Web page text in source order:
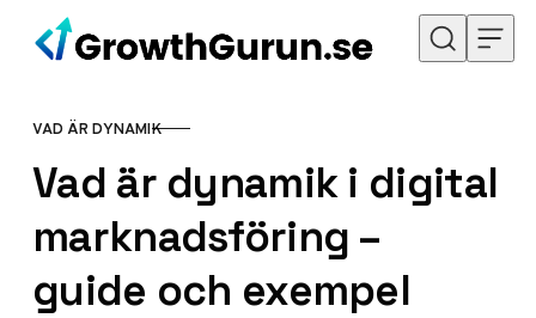
Hoppa till innehåll
KATEGORI
VAD ÄR DYNAMIK
Vad är dynamik i digital
marknadsföring –
guide och exempel